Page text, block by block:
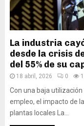
La industria
desde la crisis
del 55% de su
18 abril, 2026 0
Con una baja
empleo, el impacto de
plantas locales La...